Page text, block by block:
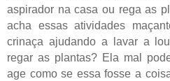
aspirador na casa ou rega as
acha essas atividades
crinaça ajudando a lavar a
regar as plantas? Ela mal
age como se essa fosse a